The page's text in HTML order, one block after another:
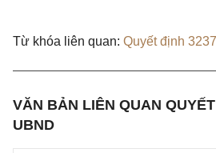
Từ khóa liên quan: Quyết định
VĂN BẢN LIÊN QUAN
UBND